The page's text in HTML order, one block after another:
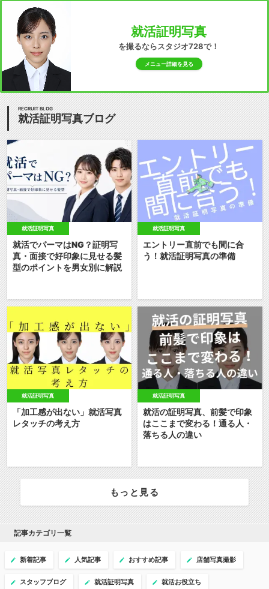
就活証明写真
を撮るならスタジオ728で！
メニュー詳細を見る
RECRUIT BLOG
就活証明写真ブログ
就活証明写真
就活でパーマはNG？証明写
真・面接で好印象に見せる髪
型のポイントを男女別に解説
就活証明写真
エントリー直前でも間に合
う！就活証明写真の準備
就活証明写真
「加工感が出ない」就活写真
レタッチの考え方
就活証明写真
就活の証明写真、前髪で印象
はここまで変わる！通る人・
落ちる人の違い
もっと見る
記事カテゴリ一覧
新着記事 人気記事 おすすめ記事 店舗写真撮影
スタッフブログ 就活証明写真 就活お役立ち